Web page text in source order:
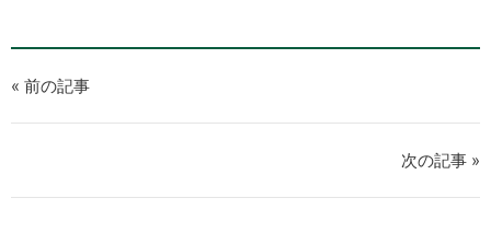
« 前の記事
次の記事 »